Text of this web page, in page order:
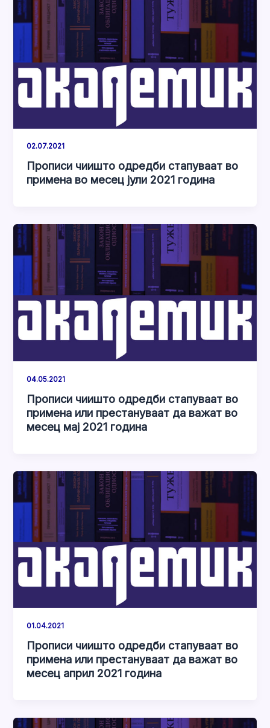
02.07.2021
Прописи чиишто одредби стапуваат во
примена во месец јули 2021 година
04.05.2021
Прописи чиишто одредби стапуваат во
примена или престануваат да важат во
месец мај 2021 година
01.04.2021
Прописи чиишто одредби стапуваат во
примена или престануваат да важат во
месец април 2021 година